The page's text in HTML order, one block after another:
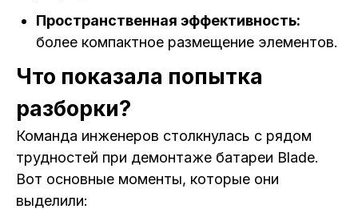
Пространственная эффективность:
более компактное размещение элементов.
Что показала попытка
разборки?
Команда инженеров столкнулась с рядом
трудностей при демонтаже батареи Blade.
Вот основные моменты, которые они
выделили: